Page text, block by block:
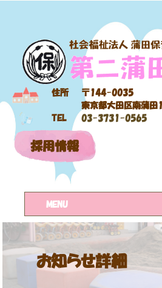
住所
〒144-0035
東京都大田区南蒲
TEL
03-3731-0565
採用情報
MENU
お知らせ詳細